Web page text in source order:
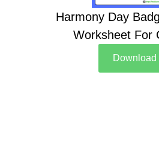
Harmony Day
Worksheet For
Download